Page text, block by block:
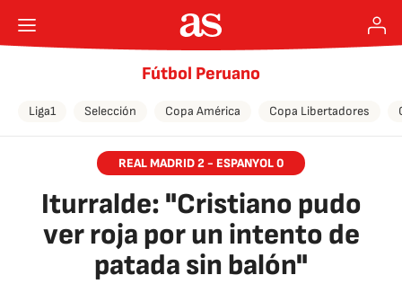
Fútbol Peruano
Liga1 Selección Copa América Copa Libertadores
REAL MADRID 2 - ESPANYOL 0
Iturralde: "Cristiano pudo
ver roja por un intento de
patada sin balón"